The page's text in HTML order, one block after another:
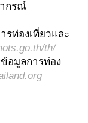
กรณ์
ยวและ
th/
รท่อง